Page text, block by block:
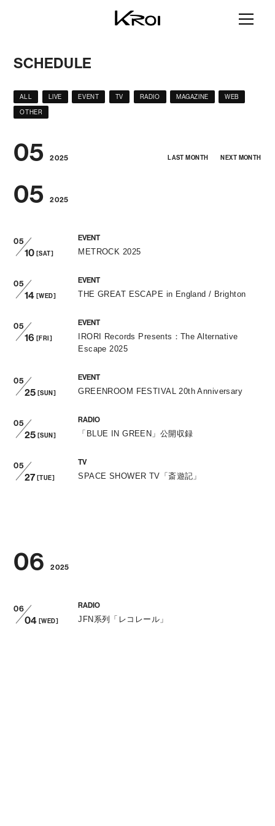
SCHEDULE
ALL LIVE EVENT TV RADIO MAGAZINE
WEB
OTHER
05 2025 LAST MONTH NEXT MONTH
05 2025
05
10 [SAT]
EVENT
METROCK 2025
05
14 [WED]
EVENT
THE GREAT ESCAPE in England / Brighton
05
16 [FRI]
EVENT
IRORI Records Presents：The Alternative
Escape 2025
05
25 [SUN]
EVENT
GREENROOM FESTIVAL 20th Anniversary
05
25 [SUN]
RADIO
「BLUE IN GREEN」公開収録
05
27[TUE]
TV
SPACE SHOWER TV「斎遊記」
06 2025
06
04 [WED]
RADIO
JFN系列「レコレール」